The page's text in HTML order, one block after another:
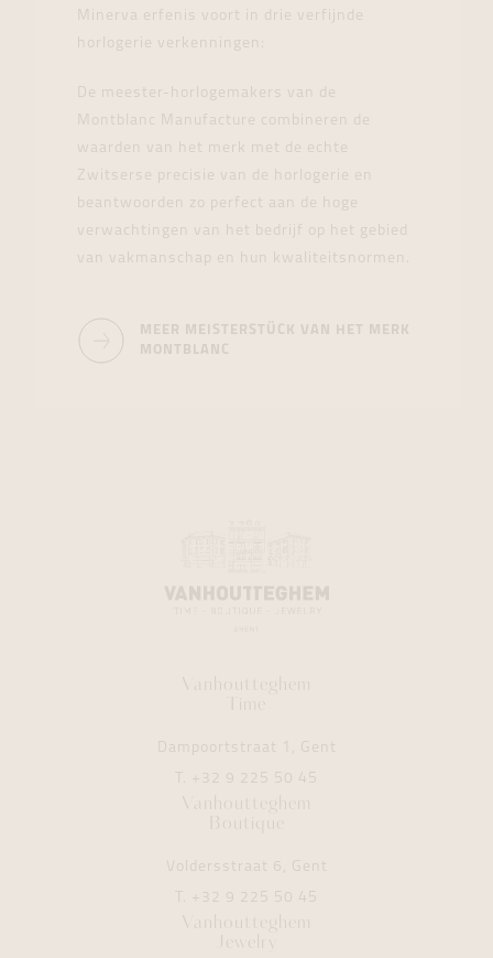
Minerva erfenis voort in drie verfijnde
horlogerie verkenningen:
De meester-horlogemakers van de
Montblanc Manufacture combineren de
waarden van het merk met de echte
Zwitserse precisie van de horlogerie en
beantwoorden zo perfect aan de hoge
verwachtingen van het bedrijf op het gebied
van vakmanschap en hun kwaliteitsnormen.
MEER MEISTERSTÜCK VAN HET MERK
MONTBLANC
Vanhoutteghem
Time
Dampoortstraat 1, Gent
T. +32 9 225 50 45
Vanhoutteghem
Boutique
Voldersstraat 6, Gent
T. +32 9 225 50 45
Vanhoutteghem
Jewelry